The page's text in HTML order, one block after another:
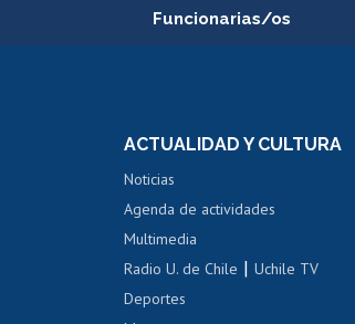
Funcionarias/os
Portal de movilidad interna
Certificado de renta
Certificado de renta
Gestión de correo uchile
ACTUALIDAD Y CULTURA
Noticias
Agenda de actividades
Multimedia
Radio U. de Chile |Uchile TV
Deportes